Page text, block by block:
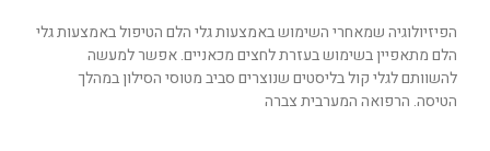
הפיזיולוגיה שמאחרי השימוש באמצעות גלי הלם הטיפול באמצעות גלי
הלם מתאפיין בשימוש בעזרת לחצים מכאניים. אפשר למעשה
להשוותם לגלי קול בליסטים שנוצרים סביב מטוסי הסילון במהלך
הטיסה. הרפואה המערבית צברה